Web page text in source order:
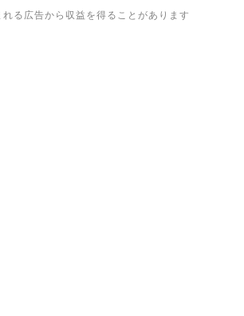
る広告から収益を得ることがあります